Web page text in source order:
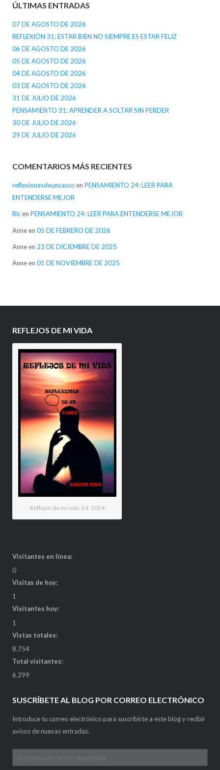
ÚLTIMAS ENTRADAS
07 DE AGOSTO DE 2026
REFLEXIÓN 31: ESTAR BIEN NO SIEMPRE ES ESTAR FELIZ
06 DE AGOSTO DE 2026
05 DE AGOSTO DE 2026
04 DE AGOSTO DE 2026
03 DE AGOSTO DE 2026
31 DE JULIO DE 2026
PENSAMIENTO 31: APRENDER A SOLTAR SIN PERDER
30 DE JULIO DE 2026
29 DE JULIO DE 2026
COMENTARIOS MÁS RECIENTES
reflexionesdeunvasco en PENSAMIENTO 24: LEER PARA
ENTENDERSE MEJOR
Ricen PENSAMIENTO 24: LEER PARA ENTENDERSE MEJOR
Anneen 05 DE FEBRERO DE 2026
Anneen 23 DE DICIEMBRE DE 2025
Anneen 01 DE NOVIEMBRE DE 2025
REFLEJOS DE MI VIDA
Reflejos de mi vida. Ed. 2024
Visitantes en línea:
0
Visitas de hoy:
1
Visitantes hoy:
1
Vistas totales:
8.754
Total visitantes:
6.299
SUSCRÍBETE AL BLOG POR CORREO ELECTRÓNICO
Introduce tu correo electrónico para suscribirte a este blog y recibir
avisos de nuevas entradas.
Dirección
de